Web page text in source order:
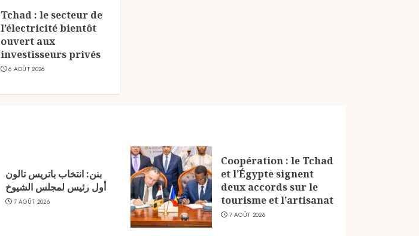
Tchad : le secteur de
l’électricité bientôt
ouvert aux
investisseurs privés
6 AOÛT 2026
بنن: انتخاب باتريس تالون
أول رئيس لمجلس الشيوخ
7 AOÛT 2026
Coopération : le Tchad
et l’Égypte signent
deux accords sur le
tourisme et l’artisanat
7 AOÛT 2026